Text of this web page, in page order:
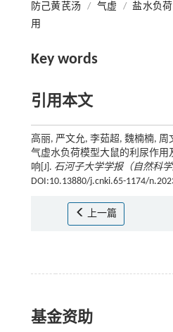
防己黄芪汤 / 气虚 / 盐水负荷
用
Key words
引用本文
高丽, 严文允, 李茹超, 魏楠楠,
气虚水负荷模型大鼠的利尿作用
响[J]. 石河子大学学报（自然科学
DOI:10.13880/j.cnki.65-1174/
上一篇
基金资助